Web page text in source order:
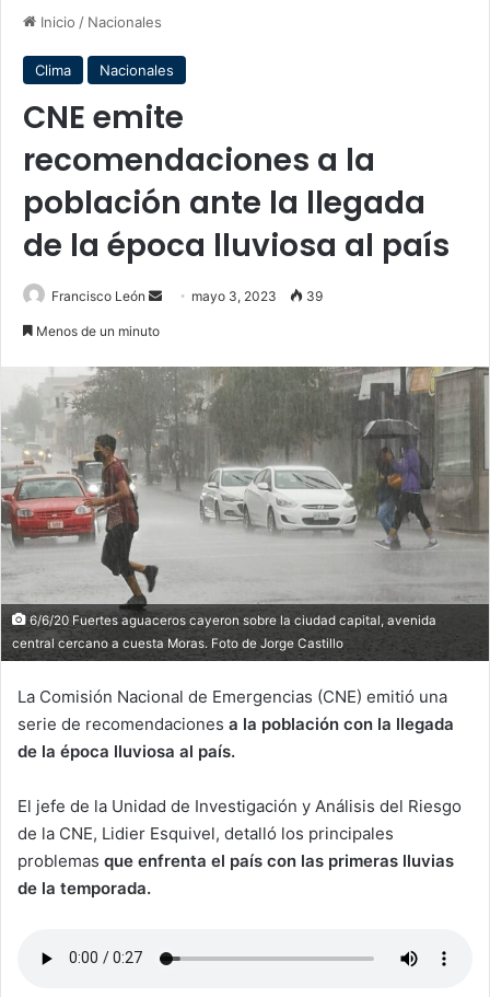
Inicio / Nacionales
Clima Nacionales
CNE emite
recomendaciones a la
población ante la llegada
de la época lluviosa al país
Francisco León
Send mayo 3, 2023 39
Menos de un minuto
6/6/20 Fuertes aguaceros cayeron sobre la ciudad capital, avenida
central cercano a cuesta Moras. Foto de Jorge Castillo
La Comisión Nacional de Emergencias (CNE) emitió una
serie de recomendaciones a la población con la llegada
de la época lluviosa al país.
El jefe de la Unidad de Investigación y Análisis del Riesgo
de la CNE, Lidier Esquivel, detalló los principales
problemas que enfrenta el país con las primeras lluvias
de la temporada.